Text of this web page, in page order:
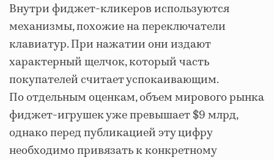
Внутри фиджет-кликеров используются
механизмы, похожие на переключатели
клавиатур. При нажатии они издают
характерный щелчок, который часть
покупателей считает успокаивающим.
По отдельным оценкам, объем мирового рынка
фиджет-игрушек уже превышает $9 млрд,
однако перед публикацией эту цифру
необходимо привязать к конкретному